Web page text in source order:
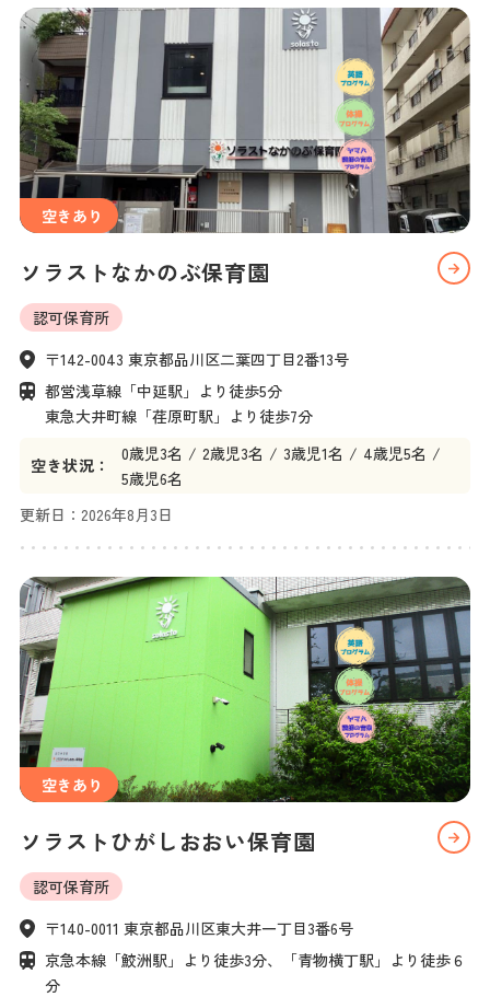
空きあり
ソラストなかのぶ保育園
認可保育所
〒142-0043 東京都品川区二葉四丁目2番13号
都営浅草線「中延駅」より徒歩5分
東急大井町線「荏原町駅」より徒歩7分
空き状況：
0歳児3名 2歳児3名 3歳児1名 4歳児5名
5歳児6名
更新日： 2026年8月3日
空きあり
ソラストひがしおおい保育園
認可保育所
〒140-0011 東京都品川区東大井一丁目3番6号
京急本線「鮫洲駅」より徒歩3分、「青物横丁駅」より徒歩６
分